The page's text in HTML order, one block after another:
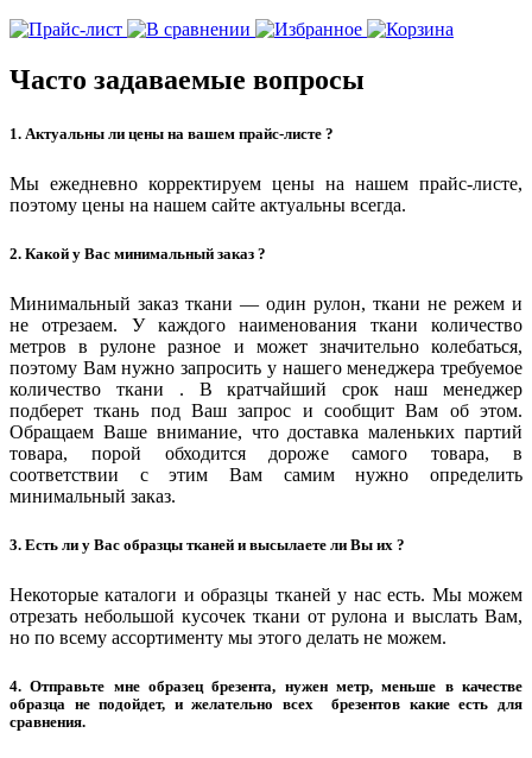
Часто задаваемые вопросы
1. Актуальны ли цены на вашем прайс-листе ?
Мы ежедневно корректируем цены на нашем прайс-листе,
поэтому цены на нашем сайте актуальны всегда.
2. Какой у Вас минимальный заказ ?
Минимальный заказ ткани — один рулон, ткани не режем и
не отрезаем. У каждого наименования ткани количество
метров в рулоне разное и может значительно колебаться,
поэтому Вам нужно запросить у нашего менеджера требуемое
количество ткани . В кратчайший срок наш менеджер
подберет ткань под Ваш запрос и сообщит Вам об этом.
Обращаем Ваше внимание, что доставка маленьких партий
товара, порой обходится дороже самого товара, в
соответствии с этим Вам самим нужно определить
минимальный заказ.
3. Есть ли у Вас образцы тканей и высылаете ли Вы их ?
Некоторые каталоги и образцы тканей у нас есть. Мы можем
отрезать небольшой кусочек ткани от рулона и выслать Вам,
но по всему ассортименту мы этого делать не можем.
4. Отправьте мне образец брезента, нужен метр, меньше в качестве
образца не подойдет, и желательно всех брезентов какие есть для
сравнения.